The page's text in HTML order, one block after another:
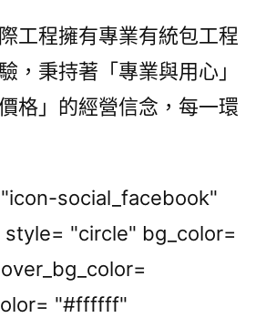
工程擁有專業有統包工程
，秉持著「專業與用心」
格」的經營信念，每一環
social_facebook"
"circle" bg_color=
"#ffffff"